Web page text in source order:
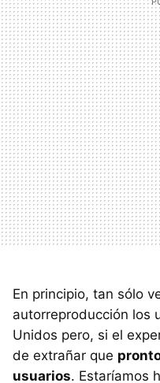
En principio, tan sólo
autorreproducción los
Unidos pero, si el
de extrañar que
usuarios. Estaríamos